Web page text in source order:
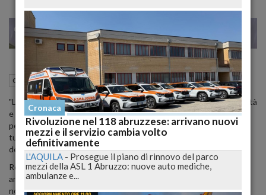
MILANO 22
Cronaca nazionale 26 Agosto 2015 05:00
"La grande possibilità dell'Italia oggi è di essere terra di opportunità
e non di rimpianti". Così il presidente del Consiglio, Matteo Renzi,
per la prima volta al Meeting Cl di Rimini. Il premier interviene a
tutto campo dal palco e affronta i temi dell'Europa,
dell'immigrazione e delle riforme.
Renzi punta il dito contro il "berlusconismo e per alcuni aspetti
anche l'antiberlusconismo", che "hanno messo il tasto pausa" al
nostro Paese, e non manca di riservare una stoccata a "un
Cronaca
Rivoluzione nel 118 abruzzese: arrivano nuovi
mezzi e il servizio cambia volto
definitivamente
L'AQUILA - Prosegue il piano di rinnovo del parco
mezzi della ASL 1 Abruzzo: nuove auto mediche,
ambulanze e...